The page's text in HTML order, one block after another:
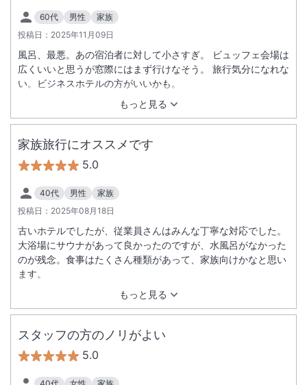
手には説明されずでした・・・。せめて答えられるくらいの方
の雇用をしてほしかったです。
60代 男性
家族
投稿日： 2025年11月09日
もっと見る
風呂、最悪。あの宿泊者に対して小さすぎ。 ビュッフェ会場は
広くいいと思うが窓際にはまず行けなそう。 旅行気分になれな
い。ビジネスホテルの方がいいかも。
家族旅行にオススメです
5.0
40代 男性
家族
投稿日： 2025年08月18日
もっと見る
古いホテルでしたが、従業員さんはみんな丁寧な対応でした。
大浴場にサウナがあって良かったのですが、水風呂がなかった
のが残念。食事はたくさん種類があって、家族向けかなと思い
ます。
スタッフの方のノリがよい
5.0